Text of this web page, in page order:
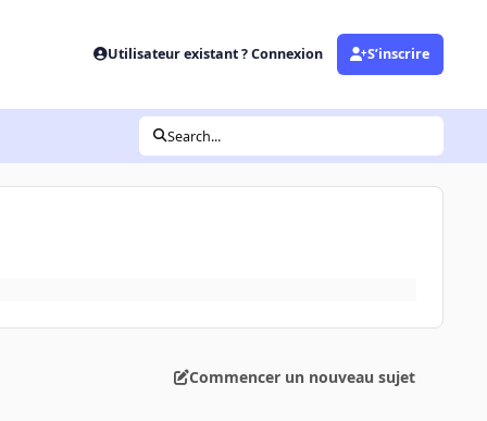
Utilisateur existant ? Connexion S’inscrire
Search...
Commencer un nouveau sujet